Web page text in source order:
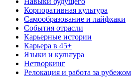
Корпоративная культура
Самообразование и лайфхаки
События отрасли
Карьерные истории
Карьера в 45+
Языки и культура
Нетворкинг
Релокация и работа за рубежом